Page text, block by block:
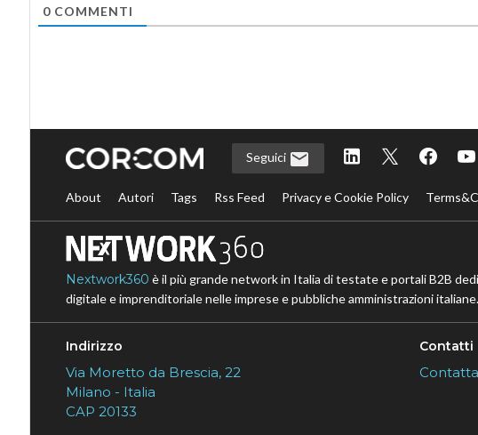
0COMMENTI
Seguici
About Autori Tags Rss Feed Privacy e Cookie Policy
Nextwork360 è il più grande network in Italia di testate e portali B2B
digitale e imprenditoriale nelle imprese e pubbliche amministrazioni italiane.
Indirizzo
Via Moretto da Brescia, 22
Milano - Italia
CAP 20133
Contatti